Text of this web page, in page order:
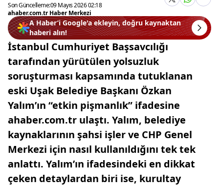
Son Güncelleme:09 Mayıs 2026 02:18
ahaber.com.tr Haber Merkezi
A Haber’i Google'a ekleyin, doğru kaynaktan
haberi alın!
İstanbul Cumhuriyet Başsavcılığı
tarafından yürütülen yolsuzluk
soruşturması kapsamında tutuklanan
eski Uşak Belediye Başkanı Özkan
Yalım’ın “etkin pişmanlık” ifadesine
ahaber.com.tr ulaştı. Yalım, belediye
kaynaklarının şahsi işler ve CHP Genel
Merkezi için nasıl kullanıldığını tek tek
anlattı. Yalım’ın ifadesindeki en dikkat
çeken detaylardan biri ise, kurultay